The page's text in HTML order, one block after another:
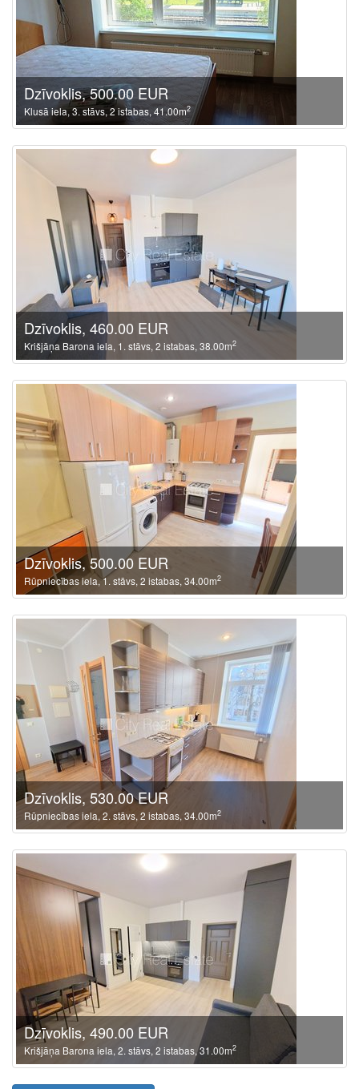
Dzīvoklis, 500.00 EUR
Klusā iela, 3. stāvs, 2 istabas, 41.00m2
Dzīvoklis, 460.00 EUR
Krišjāņa Barona iela, 1. stāvs, 2 istabas, 38.00m2
Dzīvoklis, 500.00 EUR
Rūpniecības iela, 1. stāvs, 2 istabas, 34.00m2
Dzīvoklis, 530.00 EUR
Rūpniecības iela, 2. stāvs, 2 istabas, 34.00m2
Dzīvoklis, 490.00 EUR
Krišjāņa Barona iela, 2. stāvs, 2 istabas, 31.00m2